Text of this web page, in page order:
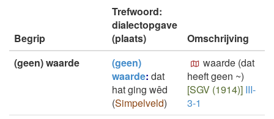
Begrip
Trefwoord:
dialectopgave
(plaats)
Omschrijving
(geen) waarde
(geen)
waarde: dat
hat ging wêd
(Simpelveld)
waarde (dat
heeft geen ~)
[SGV (1914)] III-
3-1